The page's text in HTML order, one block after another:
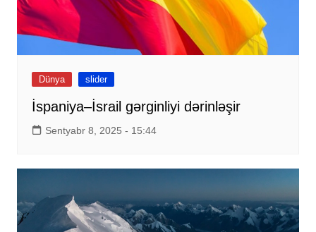
Dünya slider
İspaniya–İsrail gərginliyi dərinləşir
Sentyabr 8, 2025 - 15:44